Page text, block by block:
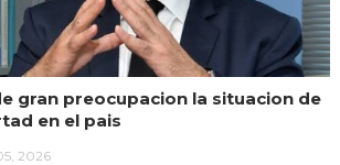
gran preocupacion la situacion de
en el pais
2026